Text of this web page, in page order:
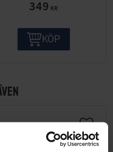
349 KR
KÖP